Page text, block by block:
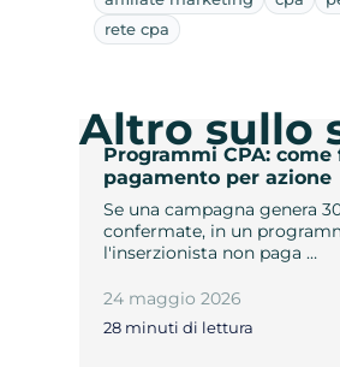
rete cpa
Programmi CPA:
pagamento per azione
Se una campagna genera
confermate, in un
l'inserzionista non paga …
24 maggio 2026
28 minuti di lettura
Altro sullo